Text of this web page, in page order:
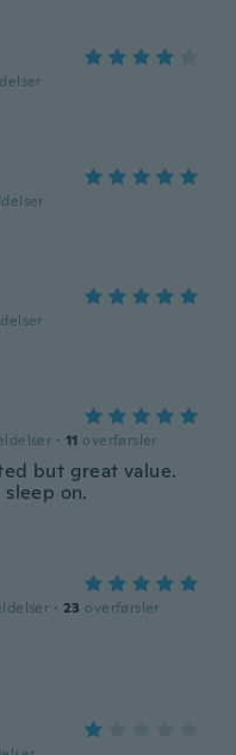
· 11 overførsler
but great value.
on.
· 23 overførsler